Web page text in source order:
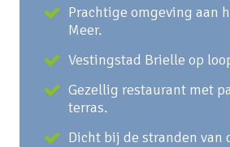
Prachtige omgeving aan
Meer.
Vestingstad Brielle op
Gezellig restaurant met
terras.
Dicht bij de stranden van